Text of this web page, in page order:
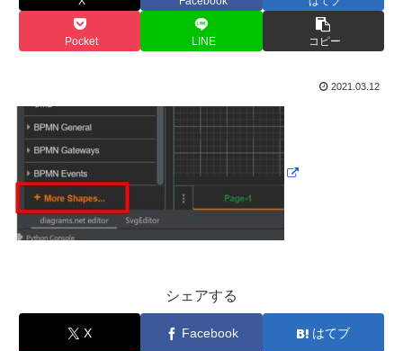
Pocket LINE コピー
2021.03.12
シェアする
X Facebook はてブ